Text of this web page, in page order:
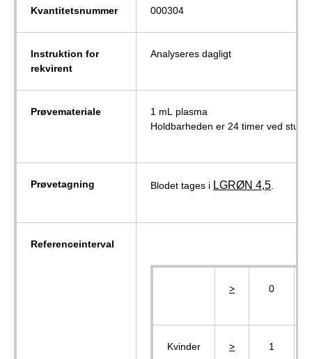
Kvantitetsnummer 000304
Instruktion for
rekvirent
Analyseres dagligt
Prøvemateriale
1 mL plasma
Holdbarheden er 24 timer ved
Prøvetagning Blodet tages i LGRØN 4,5
Referenceinterval
> 0
Kvinder > 1